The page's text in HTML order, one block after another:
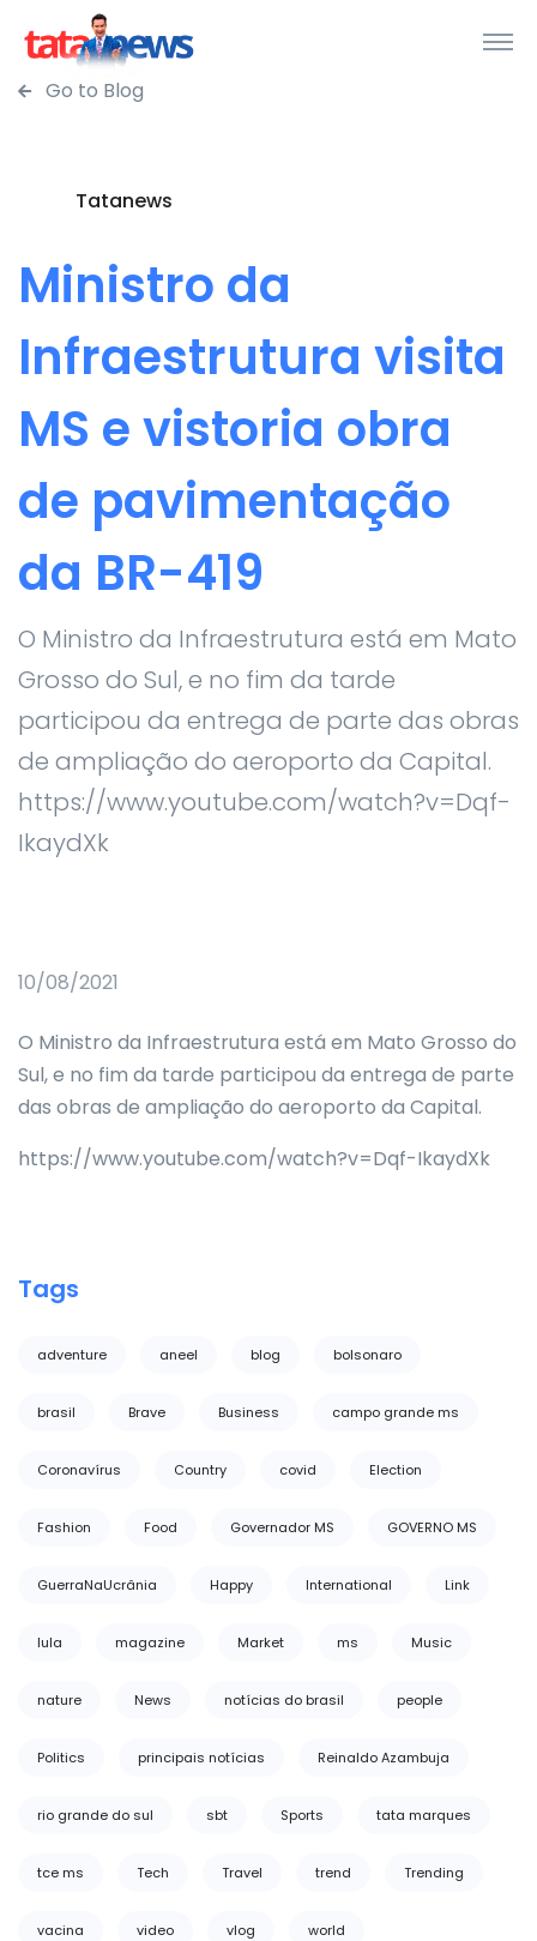
Go to Blog
Tatanews
Ministro da
Infraestrutura visita
MS e vistoria obra
de pavimentação
da BR-419
O Ministro da Infraestrutura está em Mato
Grosso do Sul, e no fim da tarde
participou da entrega de parte das obras
de ampliação do aeroporto da Capital.
https://www.youtube.com/watch?v=Dqf-
IkaydXk
10/08/2021
O Ministro da Infraestrutura está em Mato Grosso do
Sul, e no fim da tarde participou da entrega de parte
das obras de ampliação do aeroporto da Capital.
https://www.youtube.com/watch?v=Dqf-IkaydXk
Tags
adventure aneel blog bolsonaro
brasil Brave Business campo grande ms
Coronavírus Country covid Election
Fashion Food Governador MS GOVERNO MS
GuerraNaUcrânia Happy International Link
lula magazine Market ms Music
nature News notícias do brasil people
Politics principais notícias Reinaldo Azambuja
rio grande do sul sbt Sports tata marques
tce ms Tech Travel trend Trending
vacina video vlog world